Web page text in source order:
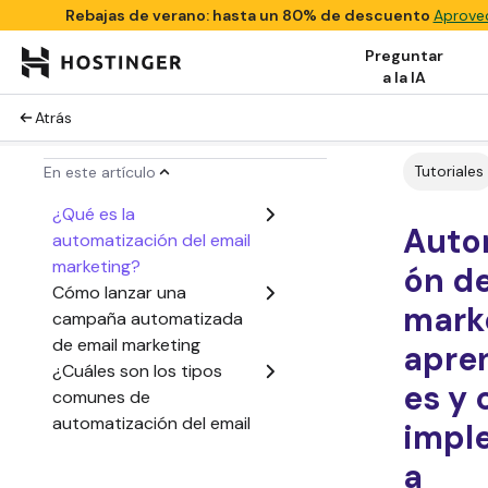
Rebajas de verano: hasta un 80% de descuento
Preguntar
a la IA
Atrás
En este artículo
¿Qué es la
automatización del email
marketing?
Cómo lanzar una
campaña automatizada
de email marketing
¿Cuáles son los tipos
comunes de
automatización del email
Tutoriales
ón
es y
a